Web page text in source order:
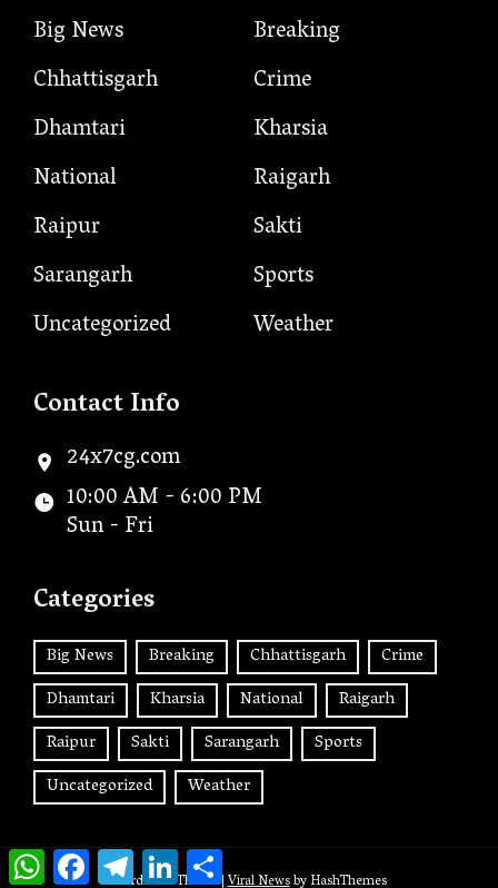
Big News
Breaking
Chhattisgarh
Crime
Dhamtari
Kharsia
National
Raigarh
Raipur
Sakti
Sarangarh
Sports
Uncategorized
Weather
Contact Info
24x7cg.com
10:00 AM - 6:00 PM
Sun - Fri
Categories
Big News Breaking Chhattisgarh
Crime
Dhamtari
Kharsia National
Raigarh
Raipur
Sakti Sarangarh
Sports
Uncategorized
Weather
WordPress Theme|Viral Newsby HashThemes
WhatsApp
FacebookTelegram
LinkedIn